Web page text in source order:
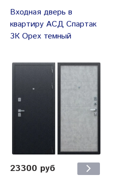
Входная дверь в
квартиру АСД Спартак
3К Орех темный
23300 руб